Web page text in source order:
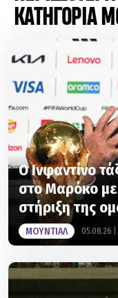
Ο Ινφαντίνο
στο Μαρόκο
στήριξη της
ΜΟΥΝΤΙΑΛ 05.08.26 |